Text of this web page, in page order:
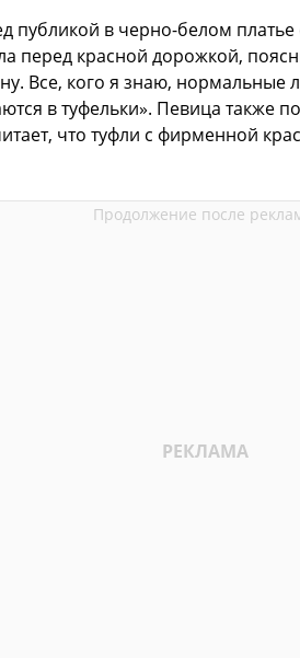
публикой в черно-белом
перед красной дорожкой,
Все, кого я знаю, нормальные
в туфельки». Певица также
что туфли с фирменной